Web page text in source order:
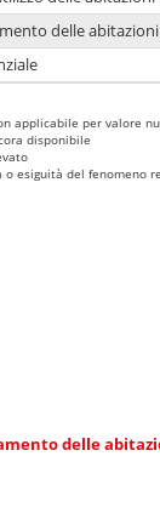
delle abitazioni
applicabile per valore
disponibile
o esiguità del fenomeno
delle